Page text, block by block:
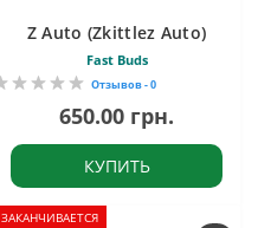
Z Auto (Zkittlez Auto)
Fast Buds
Отзывов - 0
650.00 грн.
КУПИТЬ
ЗАКАНЧИВАЕТСЯ